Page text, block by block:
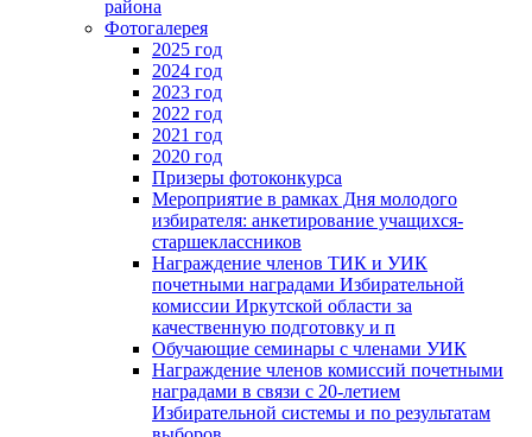
района
Фотогалерея
2025 год
2024 год
2023 год
2022 год
2021 год
2020 год
Призеры фотоконкурса
Мероприятие в рамках Дня молодого
избирателя: анкетирование учащихся-
старшеклассников
Награждение членов ТИК и УИК
почетными наградами Избирательной
комиссии Иркутской области за
качественную подготовку и п
Обучающие семинары с членами УИК
Награждение членов комиссий почетными
наградами в связи с 20-летием
Избирательной системы и по результатам